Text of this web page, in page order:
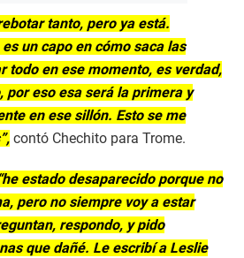
tanto, pero ya está.
un capo en cómo saca las
todo en ese momento, es verdad,
por eso esa será la primera y
en ese sillón. Esto se me
contó Chechito para Trome.
“he estado desaparecido porque no
pero no siempre voy a estar
respondo, y pido
que dañé. Le escribí a Leslie